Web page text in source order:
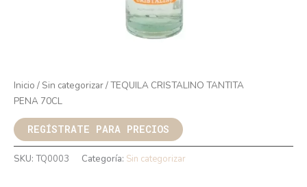
Inicio / Sin categorizar/ TEQUILA CRISTALINO TANTITA
PENA 70CL
REGÍSTRATE PARA PRECIOS
SKU: TQ0003 Categoría: Sin categorizar